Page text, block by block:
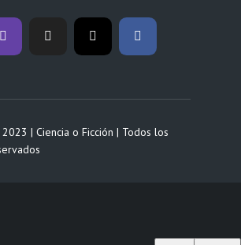
| Ciencia o Ficción | Todos los